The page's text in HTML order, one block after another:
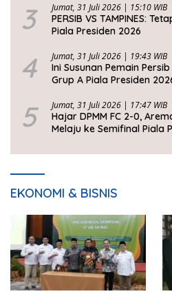
3 Jumat, 31 Juli 2026 | 15:10 WIB
PERSIB VS TAMPINES:
Piala Presiden 2026
4 Jumat, 31 Juli 2026 | 19:43 WIB
Ini Susunan Pemain
Grup A Piala Presiden
5 Jumat, 31 Juli 2026 | 17:47 WIB
Hajar DPMM FC 2-0,
Melaju ke Semifinal Piala
EKONOMI & BISNIS